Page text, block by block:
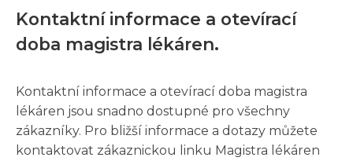
Kontaktní informace a otevírací
doba magistra lékáren.
Kontaktní informace a otevírací doba magistra
lékáren jsou snadno dostupné pro všechny
zákazníky. Pro bližší informace a dotazy můžete
kontaktovat zákaznickou linku Magistra lékáren